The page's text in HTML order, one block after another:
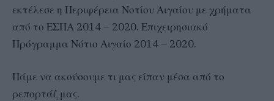
εκτέλεσε η Περιφέρεια Νοτίου Αιγαίου με χρήματα
από το ΕΣΠΑ 2014 – 2020. Επιχειρησιακό
Πρόγραμμα Νότιο Αιγαίο 2014 – 2020.
Πάμε να ακούσουμε τι μας είπαν μέσα από το
ρεπορτάζ μας.